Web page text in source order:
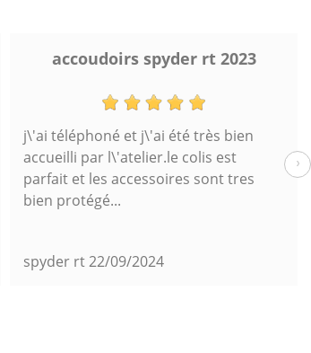
accoudoirs spyder rt 2023
j\'ai téléphoné et j\'ai été très bien
accueilli par l\'atelier.le colis est
parfait et les accessoires sont tres
bien protégé...
spyder rt22/09/2024
›